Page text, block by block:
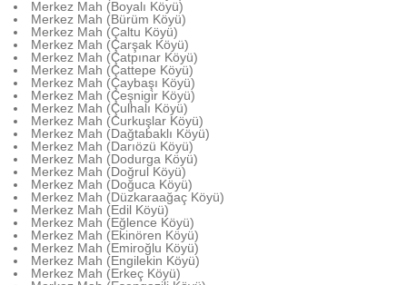
Merkez Mah (Boyalı Köyü)
Merkez Mah (Bürüm Köyü)
Merkez Mah (Çaltu Köyü)
Merkez Mah (Çarşak Köyü)
Merkez Mah (Çatpınar Köyü)
Merkez Mah (Çattepe Köyü)
Merkez Mah (Çaybaşı Köyü)
Merkez Mah (Çeşnigir Köyü)
Merkez Mah (Çulhalı Köyü)
Merkez Mah (Curkuşlar Köyü)
Merkez Mah (Dağtabaklı Köyü)
Merkez Mah (Darıözü Köyü)
Merkez Mah (Dodurga Köyü)
Merkez Mah (Doğrul Köyü)
Merkez Mah (Doğuca Köyü)
Merkez Mah (Düzkaraağaç Köyü)
Merkez Mah (Edil Köyü)
Merkez Mah (Eğlence Köyü)
Merkez Mah (Ekinören Köyü)
Merkez Mah (Emiroğlu Köyü)
Merkez Mah (Engilekin Köyü)
Merkez Mah (Erkeç Köyü)